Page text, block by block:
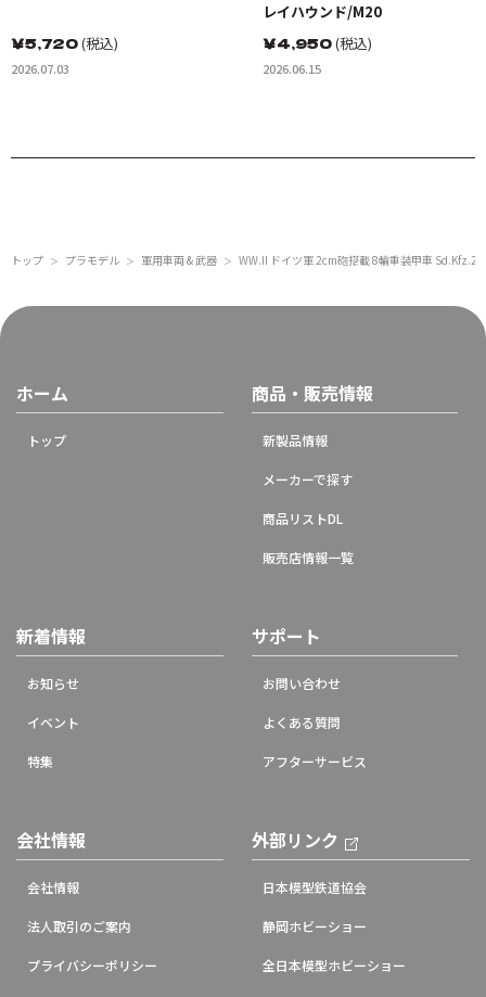
￥5,720(税込)
2026.07.03
レイハウンド/M20
￥4,950(税込)
2026.06.15
トップ ＞ プラモデル ＞ 軍用車両 & 武器 ＞ WW.II ドイツ軍 2cm砲搭載 8輪重装甲車
ホーム
トップ
商品・販売情報
新製品情報
メーカーで探す
商品リストDL
販売店情報一覧
新着情報
お知らせ
イベント
特集
サポート
お問い合わせ
よくある質問
アフターサービス
会社情報
会社情報
法人取引のご案内
プライバシーポリシー
外部リンク
日本模型鉄道協会
静岡ホビーショー
全日本模型ホビーショー